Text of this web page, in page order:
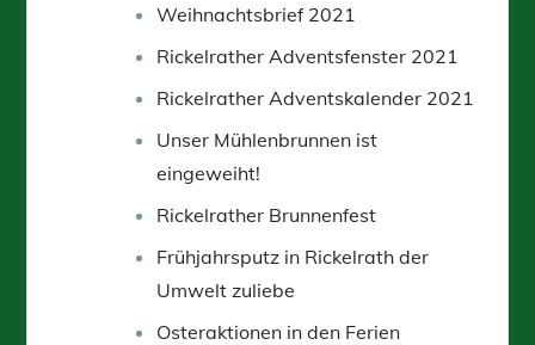
Weihnachtsbrief 2021
Rickelrather Adventsfenster 2021
Rickelrather Adventskalender 2021
Unser Mühlenbrunnen ist
eingeweiht!
Rickelrather Brunnenfest
Frühjahrsputz in Rickelrath der
Umwelt zuliebe
Osteraktionen in den Ferien